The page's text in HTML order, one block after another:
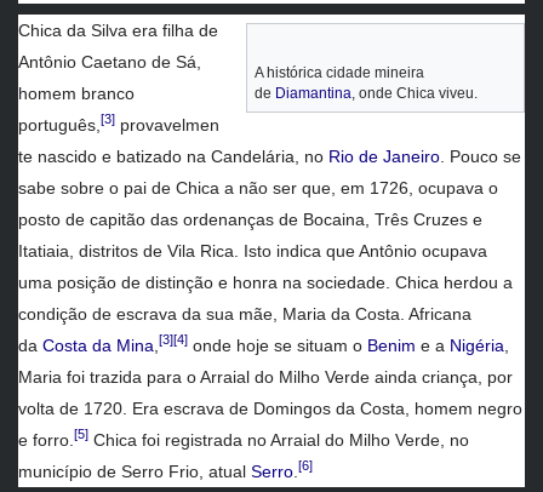
A histórica cidade mineira
de Diamantina , onde Chica viveu.
Chica da Silva era filha de
Antônio Caetano de Sá,
homem branco
português, [3]provavelmen
te nascido e batizado na Candelária, no Rio de Janeiro. Pouco se
sabe sobre o pai de Chica a não ser que, em 1726, ocupava o
posto de capitão das ordenanças de Bocaina, Três Cruzes e
Itatiaia, distritos de Vila Rica. Isto indica que Antônio ocupava
uma posição de distinção e honra na sociedade. Chica herdou a
condição de escrava da sua mãe, Maria da Costa. Africana
da Costa da Mina [3][4]onde hoje se situam o Benim e a Nigéria
Maria foi trazida para o Arraial do Milho Verde ainda criança, por
volta de 1720. Era escrava de Domingos da Costa, homem negro
e forro. [5]Chica foi registrada no Arraial do Milho Verde, no
município de Serro Frio, atual Serro. [6]